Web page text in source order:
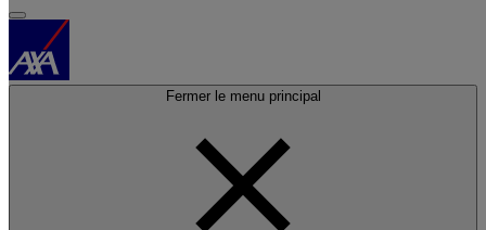
Fermer le menu principal